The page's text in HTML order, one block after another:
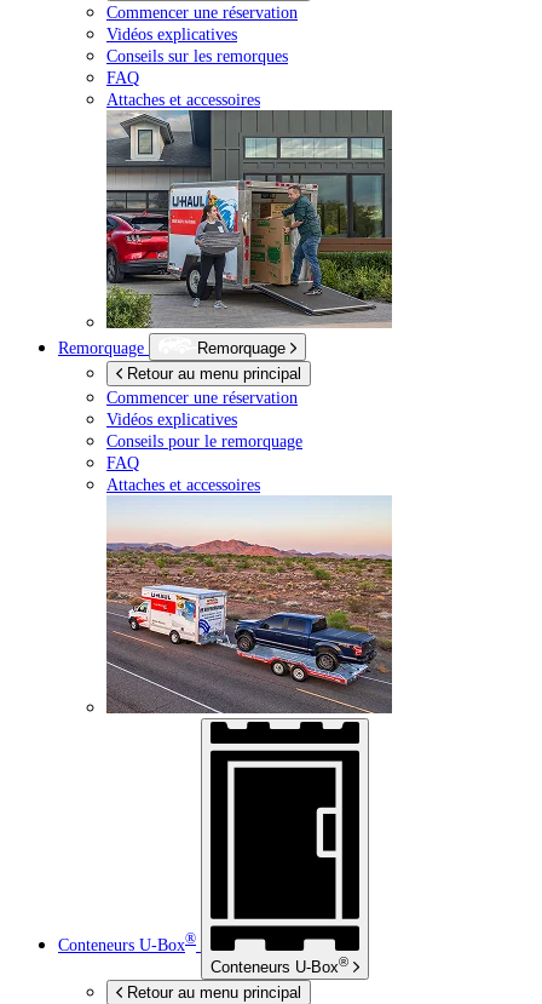
Commencer une réservation
Vidéos explicatives
Conseils sur les remorques
FAQ
Attaches et accessoires
Remorquage
Remorquage
Retour au menu principal
Commencer une réservation
Vidéos explicatives
Conseils pour le remorquage
FAQ
Attaches et accessoires
Conteneurs U-Box®
Conteneurs U-Box®
Retour au menu principal